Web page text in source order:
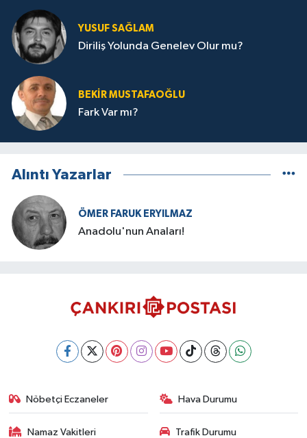
YUSUF SAĞLAM
Diriliş Yolunda Genelev Olur mu?
BEKIR MUSTAFAOĞLU
Fark Var mı?
Alıntı Yazarlar
ÖMER FARUK ERYILMAZ
Anadolu'nun Anaları!
Nöbetçi Eczaneler Hava Durumu
Namaz Vakitleri Trafik Durumu